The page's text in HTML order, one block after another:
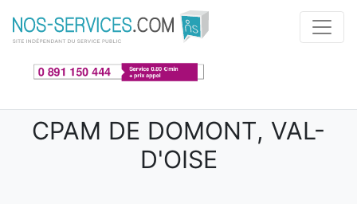
Aller au contenu principal
CPAM DE DOMONT, VAL-
D'OISE